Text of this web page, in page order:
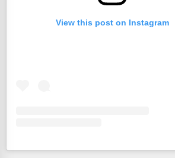
View this post on Instagram